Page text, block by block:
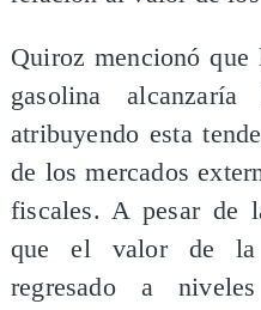
Quiroz mencionó
gasolina
atribuyendo esta
de los mercados
fiscales. A pesar de
que el valor de la
regresado a